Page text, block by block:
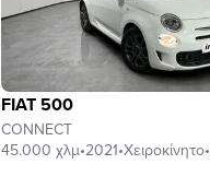
FIAT 500
CONNECT
45.000 χλμ•2021•Χειροκίνητο•